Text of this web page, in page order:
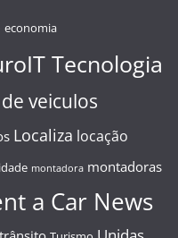
economia
Tecnologia
veiculos
Localiza locação
montadora montadoras
a Car News